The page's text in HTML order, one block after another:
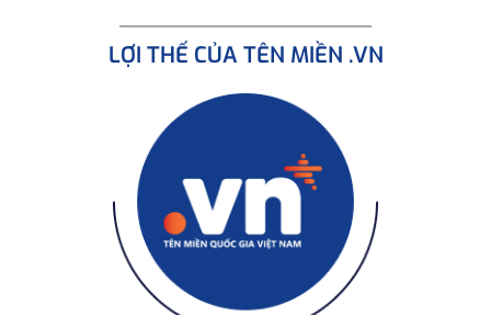
LỢI THẾ CỦA TÊN MIỀN .VN